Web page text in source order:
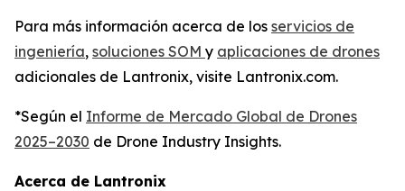
Para más información acerca de los servicios de
ingeniería, soluciones SOM y aplicaciones de drones
adicionales de Lantronix, visite Lantronix.com.
*Según el Informe de Mercado Global de Drones
2025–2030 de Drone Industry Insights.
Acerca de Lantronix